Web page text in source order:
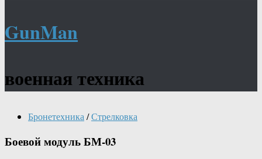
GunMan
военная техника
Бронетехника /Стрелковка
Боевой модуль БМ-03